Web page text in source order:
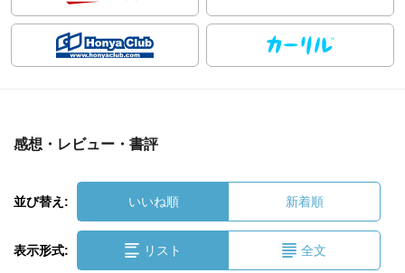
感想・レビュー・書評
並び替え: いいね順 新着順
表示形式: リスト 全文